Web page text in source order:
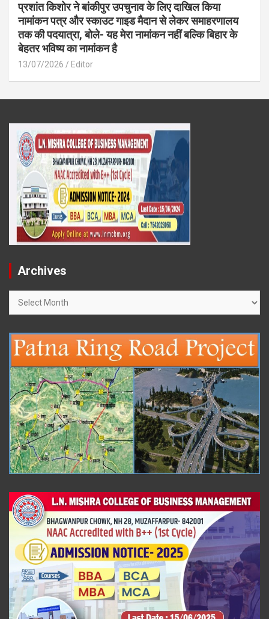
प्रशांत किशोर ने बांकीपुर उपचुनाव के लिए दाखिल किया
नामांकन पत्र और स्काउट गाइड मैदान से लेकर समाहरणालय
तक की पदयात्रा, बोले- यह मेरा नामांकन नहीं बल्कि बिहार के
बेहतर भविष्य का नामांकन है
13/07/2026 Editor
Archives